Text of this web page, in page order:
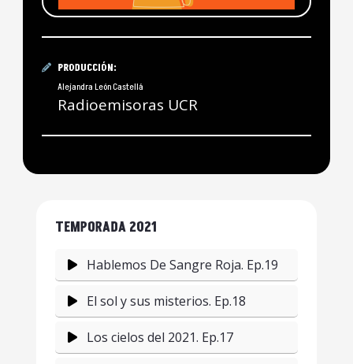
PRODUCCIÓN:
Alejandra León Castellá
Radioemisoras UCR
TEMPORADA 2021
Hablemos De Sangre Roja. Ep.19
El sol y sus misterios. Ep.18
Los cielos del 2021. Ep.17